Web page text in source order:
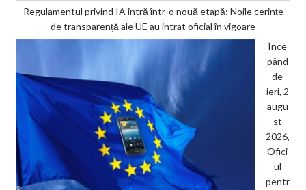
Regulamentul privind IA intră într-o nouă etapă: Noile cerințe
de transparență ale UE au intrat oficial în vigoare
Înce
pând
de
ieri, 2
augu
st
2026,
Ofici
ul
pentr